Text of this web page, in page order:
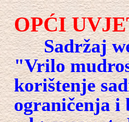
OPĆI
Sadržaj
"Vrilo
korištenje
ograničenja i